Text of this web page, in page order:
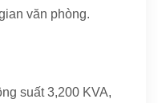
văn phòng.
suất 3,200 KVA,